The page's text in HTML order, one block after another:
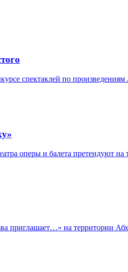
спектаклей по
оперы и балета претендуют
приглашает…» на территории